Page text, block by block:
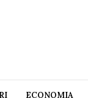
ECONOMIA